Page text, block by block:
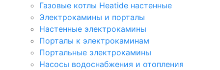
Газовые котлы Heatide настенные
Электрокамины и порталы
Настенные электрокамины
Порталы к электрокаминам
Портальные электрокамины
Насосы водоснабжения и отопления